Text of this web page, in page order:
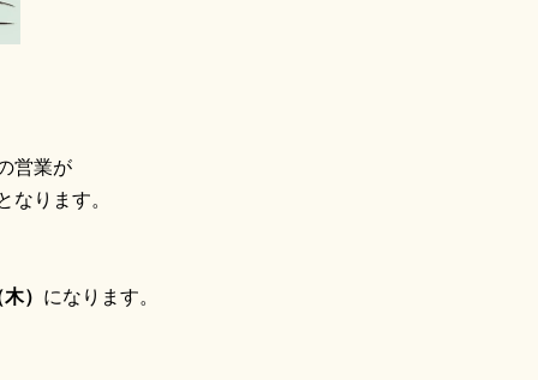
営業が
なります。
） になります。